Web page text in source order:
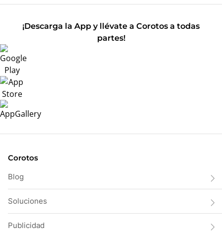
¡Descarga la App y llévate a Corotos a todas
partes!
Corotos
Blog
Soluciones
Publicidad